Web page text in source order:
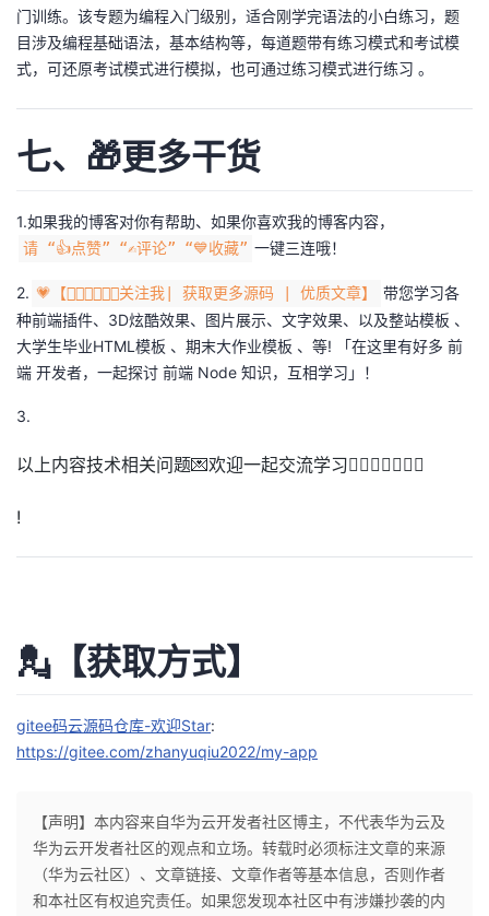
门训练。该专题为编程入门级别，适合刚学完语法的小白练习，题
目涉及编程基础语法，基本结构等，每道题带有练习模式和考试模
式，可还原考试模式进行模拟，也可通过练习模式进行练习 。
七、🎁更多干货
1.如果我的博客对你有帮助、如果你喜欢我的博客内容，
请 “👍点赞” “✍️评论” “💙收藏” 一键三连哦！
2. 💗【👇🏻👇🏻👇🏻关注我| 获取更多源码 | 优质文章】
带您学习各
种前端插件、3D炫酷效果、图片展示、文字效果、以及整站模板 、
大学生毕业HTML模板 、期末大作业模板 、等! 「在这里有好多 前
端 开发者，一起探讨 前端 Node 知识，互相学习」！
3.
以上内容技术相关问题💌欢迎一起交流学习👇🏻👇🏻👇🏻🔥
!
💂【获取方式】
gitee码云源码仓库-欢迎Star:
https://gitee.com/zhanyuqiu2022/my-app
【声明】本内容来自华为云开发者社区博主，不代表华为云及
华为云开发者社区的观点和立场。转载时必须标注文章的来源
（华为云社区）、文章链接、文章作者等基本信息，否则作者
和本社区有权追究责任。如果您发现本社区中有涉嫌抄袭的内